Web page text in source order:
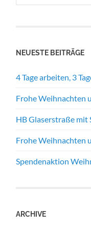
NEUESTE BEITRÄGE
4 Tage arbeiten, 3
Frohe Weihnachten
HB Glaserstraße
Frohe Weihnachten
Spendenaktion
ARCHIVE